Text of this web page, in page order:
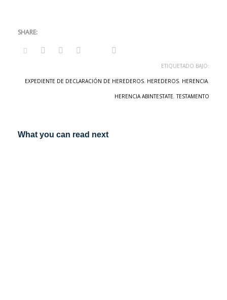
ETIQUETADO BAJO:
EXPEDIENTE DE DECLARACIÓN DE HEREDEROS, HEREDEROS, HERENCIA,
HERENCIA ABINTESTATE,TESTAMENTO
What you can read next